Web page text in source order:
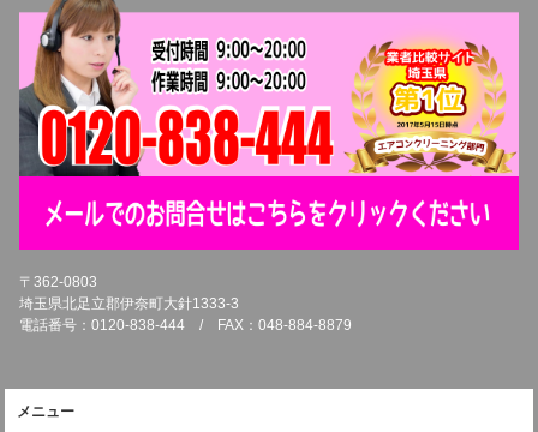
〒362-0803
埼玉県北足立郡伊奈町大針1333-3
電話番号：0120-838-444 / FAX：048-884-8879
メニュー